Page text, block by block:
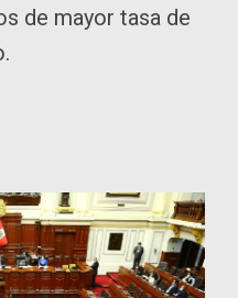
de mayor tasa de